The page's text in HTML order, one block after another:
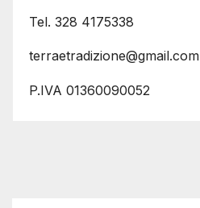
Tel. 328 4175338
terraetradizione@gmail.com
P.IVA 01360090052